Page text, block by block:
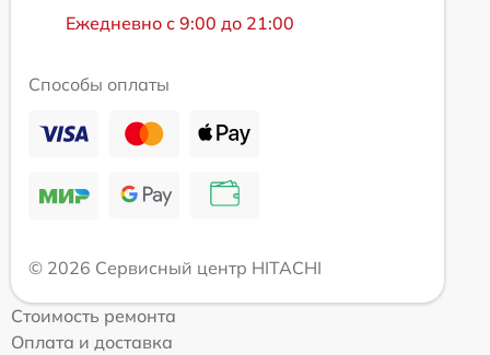
Ежедневно с 9:00 до 21:00
Способы оплаты
© 2026 Сервисный центр HITACHI
Стоимость ремонта
Оплата и доставка